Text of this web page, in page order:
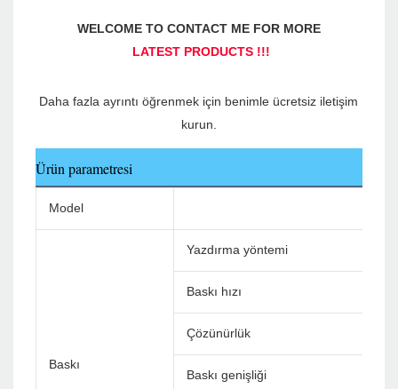
Daha fazla ayrıntı öğrenmek için benimle ücretsiz iletişim
Ürün parametresi
Model
Baskı
Yazdırma yöntemi
Baskı hızı
Çözünürlük
Baskı genişliği